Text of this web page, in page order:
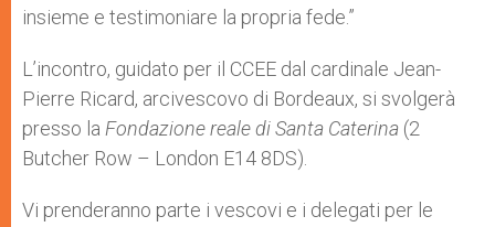
insieme e testimoniare la propria fede.”
L’incontro, guidato per il CCEE dal cardinale Jean-
Pierre Ricard, arcivescovo di Bordeaux, si svolgerà
presso la Fondazione reale di Santa Caterina (2
Butcher Row – London E14 8DS).
Vi prenderanno parte i vescovi e i delegati per le